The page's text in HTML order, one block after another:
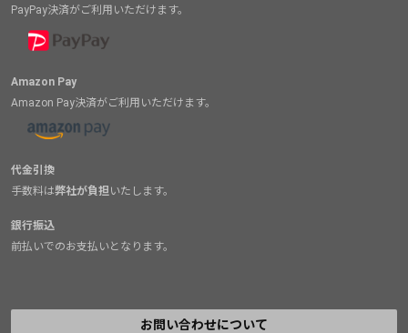
PayPay決済がご利用いただけます。
Amazon Pay
Amazon Pay決済がご利用いただけます。
代金引換
手数料は弊社が負担 いたします。
銀行振込
前払いでのお支払いとなります。
お問い合わせについて